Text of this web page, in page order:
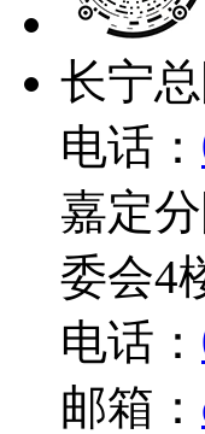
长宁
电话：
嘉定
委会4
电话：
邮箱：